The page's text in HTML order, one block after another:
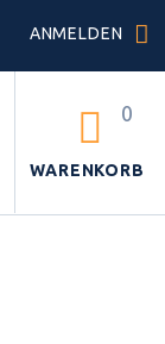
ANMELDEN
WARENKORB
0